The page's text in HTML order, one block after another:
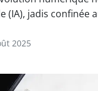
(IA), jadis confinée
2025